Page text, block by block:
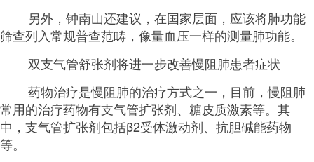
另外，钟南山还建议，在国家层面，应该将肺功能
筛查列入常规普查范畴，像量血压一样的测量肺功能。
双支气管舒张剂将进一步改善慢阻肺患者症状
药物治疗是慢阻肺的治疗方式之一，目前，慢阻肺
常用的治疗药物有支气管扩张剂、糖皮质激素等。其
中，支气管扩张剂包括β2受体激动剂、抗胆碱能药物
等。